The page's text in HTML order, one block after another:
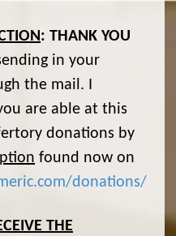
: THANK YOU
in your
the mail. I
are able at this
donations by
found now on
donations/
THE